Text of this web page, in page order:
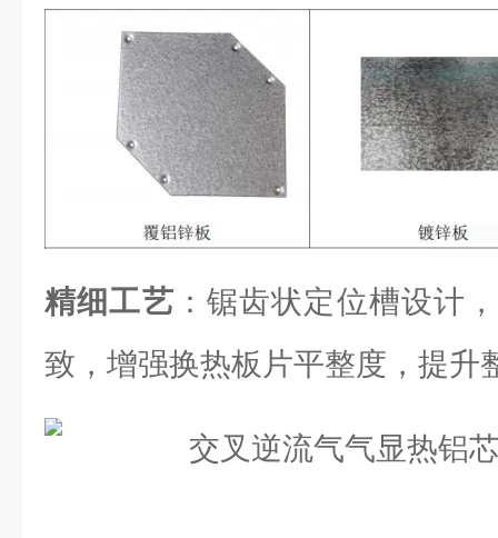
精细工艺 ：锯齿状定位槽设计
致，增强换热板片平整度，提升